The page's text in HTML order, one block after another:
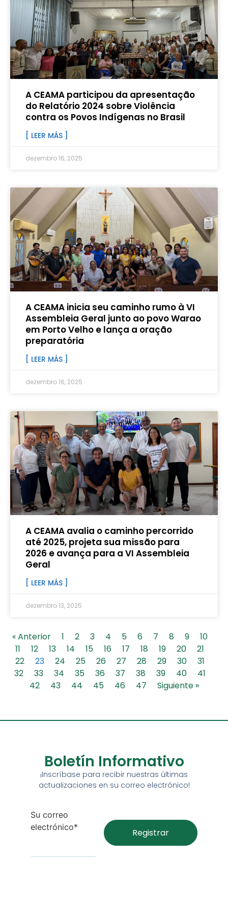
A CEAMA participou da apresentação
do Relatório 2024 sobre Violência
contra os Povos Indígenas no Brasil
[ LEER MÁS ]
dezembro 16, 2025
A CEAMA inicia seu caminho rumo à VI
Assembleia Geral junto ao povo Warao
em Porto Velho e lança a oração
preparatória
[ LEER MÁS ]
dezembro 16, 2025
A CEAMA avalia o caminho percorrido
até 2025, projeta sua missão para
2026 e avança para a VI Assembleia
Geral
[ LEER MÁS ]
dezembro 13, 2025
« Anterior 1 2 3 4 5 6 7 8 9
10
11
12 13 14 15 16 17 18 19 20
21
22
23 24 25 26 27 28 29 30
31
32
33 34 35 36 37 38 39 40
41
42
43 44 45 46 47 Siguiente »
Boletín Informativo
¡Inscríbase para recibir nuestras últimas
actualizaciones en su correo electrónico!
Su correo
electrónico*